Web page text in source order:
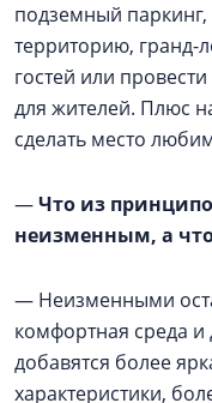
подземный
территорию, гранд-
гостей или
для жителей. Плюс
сделать место
—Что из
неизменным, а
— Неизменными
комфортная среда
добавятся более
характеристики,